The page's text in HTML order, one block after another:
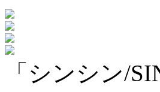
「シンシン/